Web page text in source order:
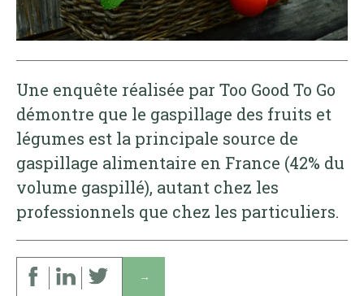
Une enquête réalisée par Too Good To Go
démontre que le gaspillage des fruits et
légumes est la principale source de
gaspillage alimentaire en France (42% du
volume gaspillé), autant chez les
professionnels que chez les particuliers.
↓